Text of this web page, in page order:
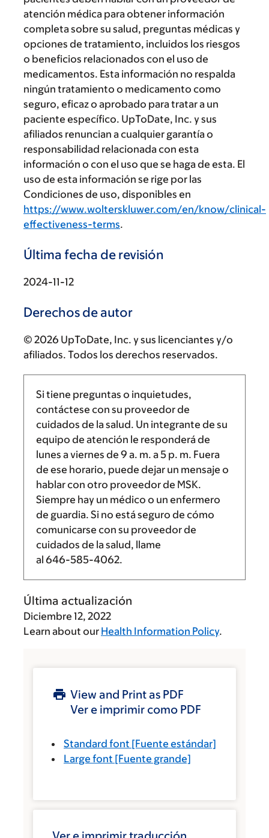
atención médica para obtener información
completa sobre su salud, preguntas médicas y
opciones de tratamiento, incluidos los riesgos
o beneficios relacionados con el uso de
medicamentos. Esta información no respalda
ningún tratamiento o medicamento como
seguro, eficaz o aprobado para tratar a un
paciente específico. UpToDate, Inc. y sus
afiliados renuncian a cualquier garantía o
responsabilidad relacionada con esta
información o con el uso que se haga de esta. El
uso de esta información se rige por las
Condiciones de uso, disponibles en
https://www.wolterskluwer.com/en/know/clinical-
effectiveness-terms.
Última fecha de revisión
2024-11-12
Derechos de autor
© 2026 UpToDate, Inc. y sus licenciantes y/o
afiliados. Todos los derechos reservados.
Si tiene preguntas o inquietudes,
contáctese con su proveedor de
cuidados de la salud. Un integrante de su
equipo de atención le responderá de
lunes a viernes de 9 a. m. a5 p. m. Fuera
de ese horario, puede dejar un mensaje o
hablar con otro proveedor de MSK.
Siempre hay un médico o un enfermero
de guardia. Si no está seguro de cómo
comunicarse con su proveedor de
cuidados de la salud, llame
al 646-585-4062.
Última actualización
Diciembre 12, 2022
Learn about our Health Information Policy.
View and Print as PDF
Ver e imprimir como PDF
Standard font [Fuente estándar]
Large font [Fuente grande]